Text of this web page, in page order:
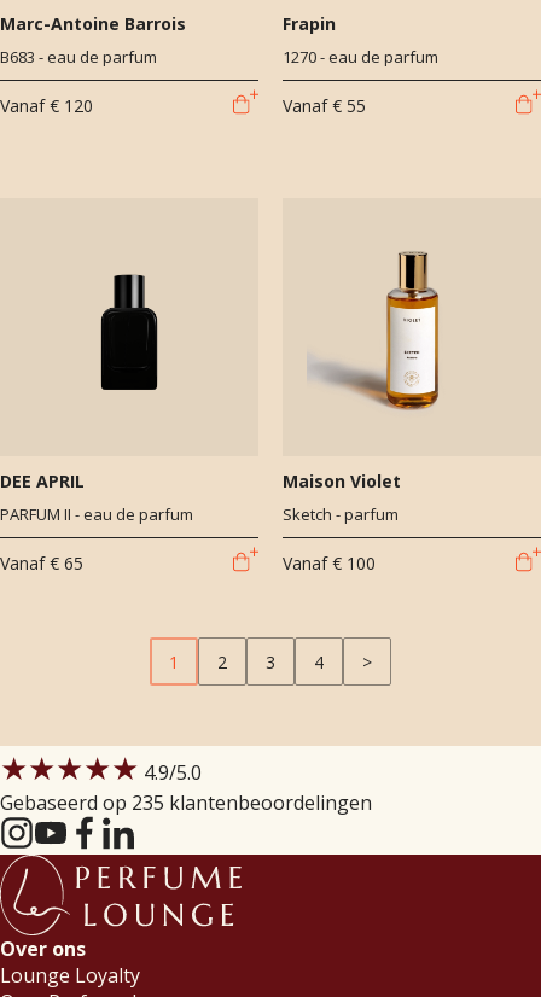
Marc-Antoine Barrois
B683 - eau de parfum
Vanaf € 120
Frapin
1270 - eau de parfum
Vanaf € 55
DEE APRIL
PARFUM II - eau de parfum
Vanaf € 65
Maison Violet
Sketch - parfum
Vanaf € 100
1 2 3 4 >
★★★★★ 4.9/5.0
Gebaseerd op 235 klantenbeoordelingen
Over ons
Lounge Loyalty